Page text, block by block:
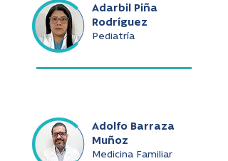
Adarbil Piña
Rodríguez
Pediatría
Adolfo Barraza
Muñoz
Medicina Familiar